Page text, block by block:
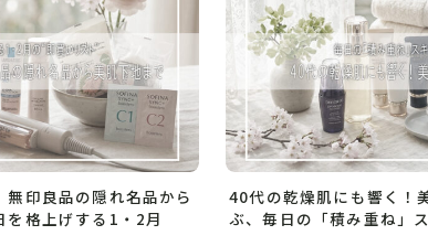
無印良品の隠れ名品から
格上げする1・2月
40代の乾燥肌にも響く！
ぶ、毎日の「積み重ね」